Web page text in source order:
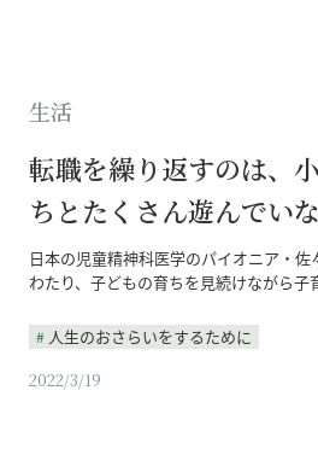
生活
転職を繰り返すのは、
ちとたくさん遊んでい
日本の児童精神科医学のパイオニア・
わたり、子どもの育ちを見続けながら
人生のおさらいをするために
2022/3/19